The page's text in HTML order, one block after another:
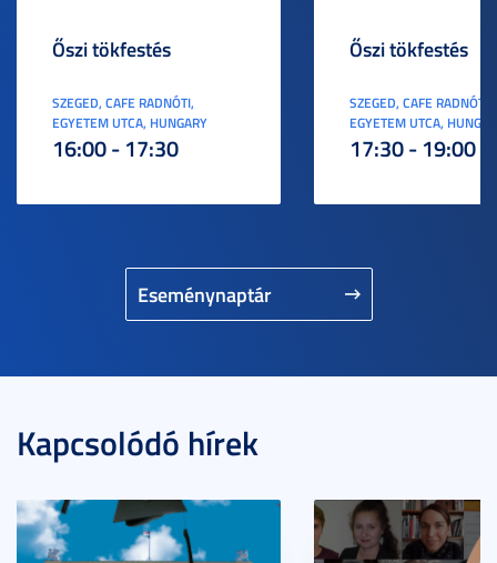
Eseménynaptár
Őszi tökfestés
SZEGED, CAFE RADNÓTI,
EGYETEM UTCA, HUNGARY
16:00 - 17:30
Őszi tökfestés
SZEGED, CAFE RADNÓTI,
EGYETEM UTCA,
17:30 - 19:00
Kapcsolódó hírek